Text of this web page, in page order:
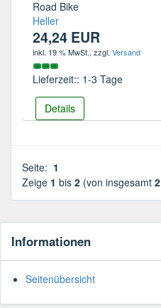
Road Bike
Heller
24,24 EUR
inkl. 19 % MwSt., zzgl. Versand
Lieferzeit:: 1-3 Tage
Details
Seite: 1
Zeige 1 bis 2 (von insgesamt 2
Informationen
Seitenübersicht